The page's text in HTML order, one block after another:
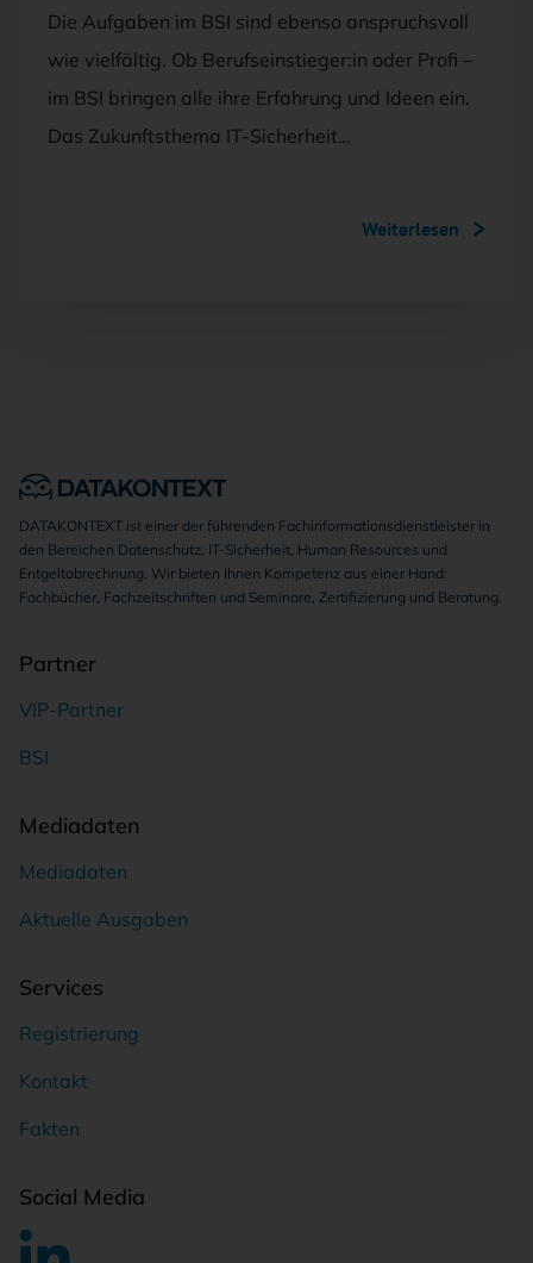
Die Aufgaben im BSI sind ebenso anspruchsvoll
wie vielfältig. Ob Berufseinstieger:in oder Profi –
im BSI bringen alle ihre Erfahrung und Ideen ein.
Das Zukunftsthema IT-Sicherheit…
Weiterlesen
DATAKONTEXT ist einer der führenden Fachinformationsdienstleister in
den Bereichen Datenschutz, IT-Sicherheit, Human Resources und
Entgeltabrechnung. Wir bieten Ihnen Kompetenz aus einer Hand:
Fachbücher, Fachzeitschriften und Seminare, Zertifizierung und Beratung.
Partner
VIP-Partner
BSI
Mediadaten
Mediadaten
Aktuelle Ausgaben
Services
Registrierung
Kontakt
Fakten
Social Media